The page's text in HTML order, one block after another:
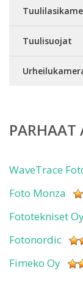
Tuulisuojat
PARHAAT
WaveTrace
Foto Monza
Fototekniset
Fotonordic
Fimeko Oy